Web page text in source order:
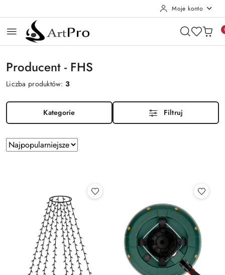
Moje konto
Producent - FHS
Liczba produktów:3
Kategorie Filtruj
Zastosowano
sortowanie:
Sortuj
według